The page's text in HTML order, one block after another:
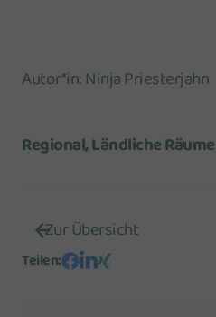
Autor*in:Ninja Priesterjahn
Regional, Ländliche Räume
Zur Übersicht
Teilen: